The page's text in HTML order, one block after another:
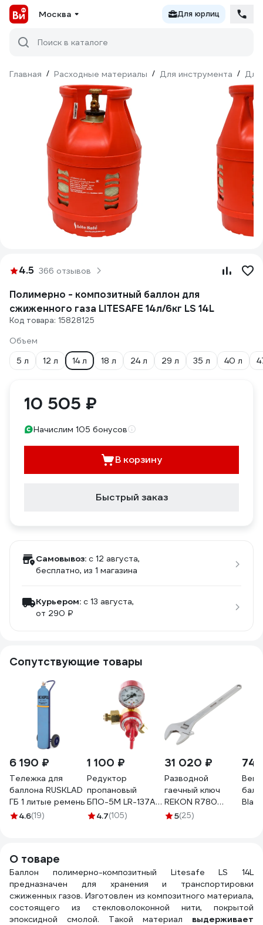
Москва Для юрлиц
Поиск в каталоге
Главная / Расходные материалы / Для инструмента / Для
4.5 366 отзывов
Полимерно - композитный баллон для
сжиженного газа LITESAFE 14л/6кг LS 14L
Код товара: 15828125
Объем
5 л
12 л 14 л 18 л 24 л 29 л 35 л 40 л
10 505 ₽
Начислим 105 бонусов
В корзину
Быстрый заказ
Самовывоз: c 12 августа,
бесплатно, из 1 магазина
Курьером: c 13 августа,
от 290 ₽
Сопутствующие товары
6 190 ₽
Тележка для
баллона RUSKLAD
ГБ 1 литые ремень
4.6(19)
1 100 ₽
Редуктор
пропановый
БПО-5М LR-137A
Сварог 94478
4.7(105)
31 020 ₽
Разводной
гаечный ключ
REKON R780
длина 30 (макс.
5(25)
О товаре
Баллон полимерно-композитный Litesafe LS 14L
предназначен для хранения и транспортировки
сжиженных газов. Изготовлен из композитного материала,
состоящего из стекловолоконной нити, покрытой
эпоксидной смолой. Такой материал выдерживает